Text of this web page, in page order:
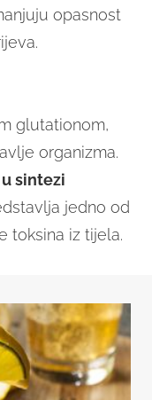
opasnost
glutationom,
organizma.
u sintezi
jedno od
toksina iz tijela.